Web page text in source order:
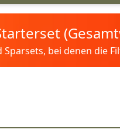
bei denen die